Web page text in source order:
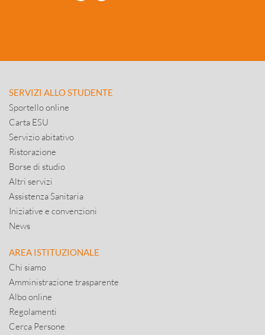
SERVIZI ALLO STUDENTE
Sportello online
Carta ESU
Servizio abitativo
Ristorazione
Borse di studio
Altri servizi
Assistenza Sanitaria
Iniziative e convenzioni
News
AREA ISTITUZIONALE
Chi siamo
Amministrazione trasparente
Albo online
Regolamenti
Cerca Persone